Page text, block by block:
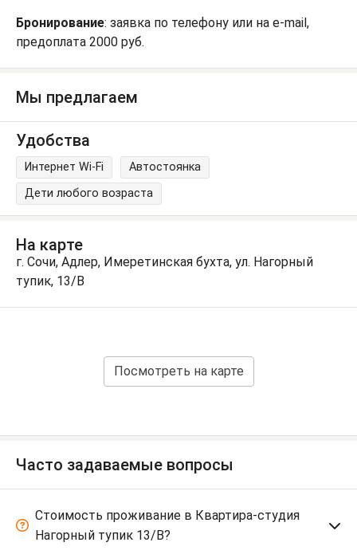
Бронирование: заявка по телефону или на e-mail,
предоплата 2000 руб.
Мы предлагаем
Удобства
Интернет Wi-Fi
Автостоянка
Дети любого возраста
На карте
г. Сочи, Адлер, Имеретинская бухта, ул. Нагорный
тупик, 13/В
Посмотреть на карте
Часто задаваемые вопросы
Стоимость проживание в Квартира-студия
Нагорный тупик 13/В?